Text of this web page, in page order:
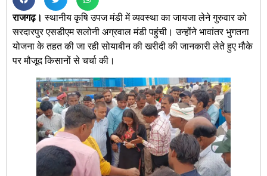
राजगढ़। स्थानीय कृषि उपज मंडी में व्यवस्था का जायजा लेने गुरुवार को
सरदारपुर एसडीएम सलोनी अग्रवाल मंडी पहुंची। उन्होंने भावांतर भुगतना
योजना के तहत की जा रही सोयाबीन की खरीदी की जानकारी लेते हुए मौके
पर मौजूद किसानों से चर्चा की।